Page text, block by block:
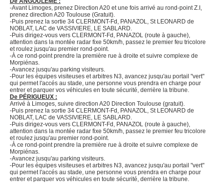
-Avant Limoges, prenez Direction A20 et une fois arrivé au rond-point Z.I,
prenez direction A20 Toulouse (Gratuit).
-Puis prenez la sortie 34 CLERMONT-Fd, PANAZOL, St LEONARD de
NOBLAT, LAC de VASSIVIERE, LE SABLARD.
-Puis dirigez-vous vers CLERMONT-Fd, PANAZOL (route à gauche),
attention dans la montée radar fixe 50km/h, passez le premier feu tricolore
et roulez jusqu'au premier rond-point.
-À ce rond-point prendre la première rue à droite et suivre complexe de
Morpiénas.
-Avancez jusqu'au parking visiteurs.
-Pour les équipes visiteuses et arbitres N3, avancez jusqu'au portail "vert"
qui permet l'accés au stade, une personne vous prendra en charge pour
entrer et parquer vos véhicules en toute sécurité, derrière la tribune.
De PÉRIGUEUX :
Arrivé à Limoges, suivre direction A20 Direction Toulouse (gratuit).
-Puis prenez la sortie 34 CLERMONT-Fd, PANAZOL, St LEONARD de
NOBLAT, LAC de VASSIVIERE, LE SABLARD.
-Puis dirigez-vous vers CLERMONT-Fd, PANAZOL (route à gauche),
attention dans la montée radar fixe 50km/h, passez le premier feu tricolore
et roulez jusqu'au premier rond-point.
-À ce rond-point prendre la première rue à droite et suivre complexe de
Morpiénas.
-Avancez jusqu'au parking visiteurs.
-Pour les équipes visiteuses et arbitres N3, avancez jusqu'au portail "vert"
qui permet l'accés au stade, une personne vous prendra en charge pour
entrer et parquer vos véhicules en toute sécurité, derrière la tribune.